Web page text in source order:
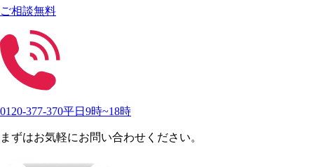
ご相談無料
0120-377-370平日9時~18時
まずはお気軽にお問い合わせください。